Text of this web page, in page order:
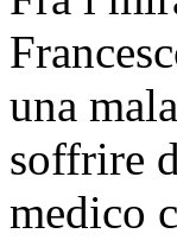
una
soffrire
medico